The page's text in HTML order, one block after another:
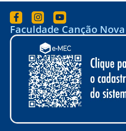
Faculdade Canção Nova